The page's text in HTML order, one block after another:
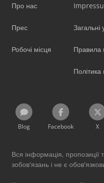
Про нас
Прес
Робочі місця
Загальні
Правила
Політика
Blog Facebook X
Вся інформація, пропозиції
зобов'язань і не є